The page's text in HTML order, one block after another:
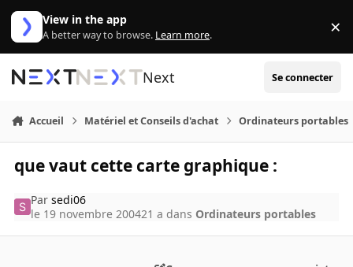
Aller au contenu
View in the app
A better way to browse. Learn more. ×
Next Se connecter
Accueil Matériel et Conseils d'achat Ordinateurs portables
que vaut cette carte graphique :
Parsedi06
le 19 novembre 200421 a dans Ordinateurs portables